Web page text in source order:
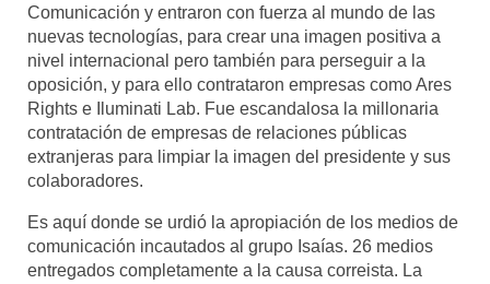
Comunicación y entraron con fuerza al mundo de las
nuevas tecnologías, para crear una imagen positiva a
nivel internacional pero también para perseguir a la
oposición, y para ello contrataron empresas como Ares
Rights e Iluminati Lab. Fue escandalosa la millonaria
contratación de empresas de relaciones públicas
extranjeras para limpiar la imagen del presidente y sus
colaboradores.
Es aquí donde se urdió la apropiación de los medios de
comunicación incautados al grupo Isaías. 26 medios
entregados completamente a la causa correista. La